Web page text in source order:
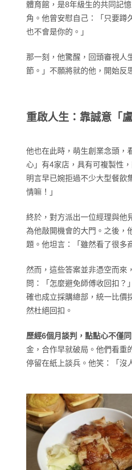
體育館，是8年級生的共同記
角。他曾安慰自己：「只要蹲
也不會是你的。」
那一刻，他驚醒，回頭審視
節。」不願將就的他，開始反
重啟人生：靠誠意「
他也在此時，萌生創業念頭，
心」有4家店，具有可複製性
明言早已婉拒過不少大型餐飲
情嘛！」
終於，對方派出一位經理與他
為他敲開機會的大門。之後，
題。他坦言：「雖然看了很多
然而，這些答案並非憑空而來
問：「怎麼避免師傅收回扣？
確也成立採購總部，統一比價
然杜絕回扣。
歷經6個月談判，點點心不僅
金，合作早就破局。他們看重
停留在紙上談兵。他笑：「沒